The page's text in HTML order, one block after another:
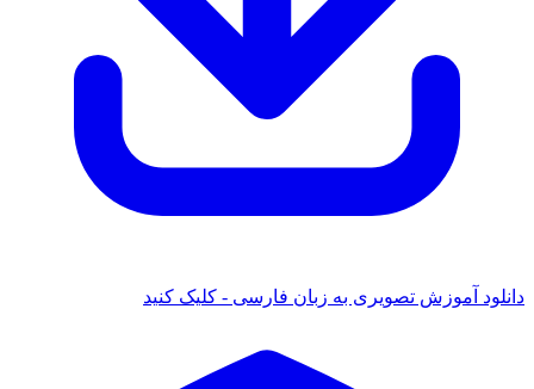
آموزش تصویری به زبان فارسی - کلیک کنید